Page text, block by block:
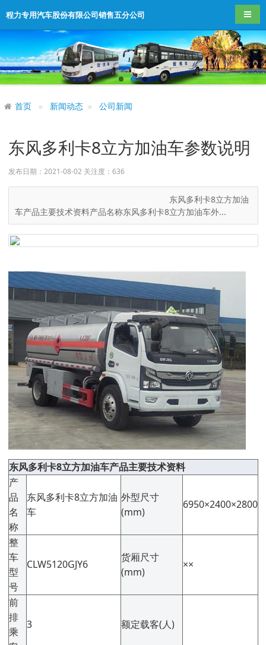
程力专用汽车股份有限公司销售五分公司 导航
首页 新闻动态 公司新闻
东风多利卡8立方加油车参数说明
发布日期：2021-08-02 关注度： 636
东风多利卡8立方加油
车产品主要技术资料产品名称东风多利卡8立方加油车外...
东风多利卡8立方加油车产品主要技术资料
产
品
名
称
东风多利卡8立方加油
车
外型尺寸
(mm)
6950×2400×2800
整
车
型
号
CLW5120GJY6
货厢尺寸
(mm)
××
前
排
乘
3 额定载客(人)